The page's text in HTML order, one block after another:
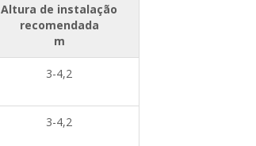
Altura de instalação
recomendada
m
3-4,2
3-4,2